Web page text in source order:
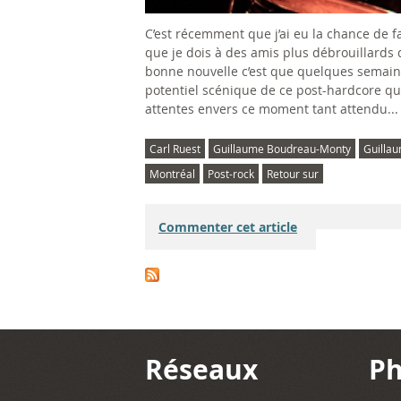
-
1
0
@
l
s
c
o
C’est récemment que j’ai eu la chance
que je dois à des amis plus débrouillards
bonne nouvelle c’est que quelques
potentiel scénique de ce post-hardcore
attentes envers ce moment tant attendu...
Carl Ruest Guillaume Boudreau-Monty
Montréal
Post-rock Retour sur
Commenter cet article
Réseaux